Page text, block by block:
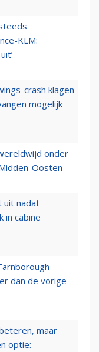
KLM:
crash klagen
mogelijk
onder
Oosten
uit nadat
in cabine
dan de vorige
maar
optie: